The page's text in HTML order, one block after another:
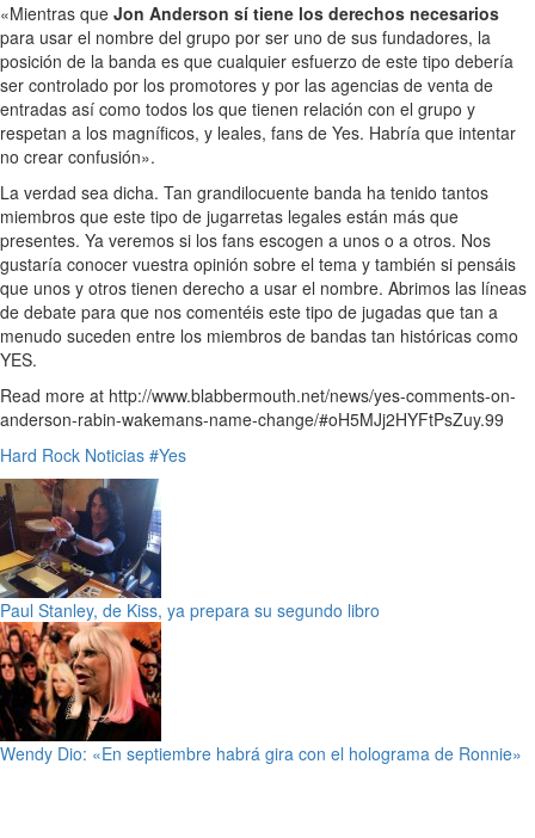
«Mientras que Jon Anderson sí tiene los derechos necesarios
para usar el nombre del grupo por ser uno de sus fundadores, la
posición de la banda es que cualquier esfuerzo de este tipo debería
ser controlado por los promotores y por las agencias de venta de
entradas así como todos los que tienen relación con el grupo y
respetan a los magníficos, y leales, fans de Yes. Habría que intentar
no crear confusión».
La verdad sea dicha. Tan grandilocuente banda ha tenido tantos
miembros que este tipo de jugarretas legales están más que
presentes. Ya veremos si los fans escogen a unos o a otros. Nos
gustaría conocer vuestra opinión sobre el tema y también si pensáis
que unos y otros tienen derecho a usar el nombre. Abrimos las líneas
de debate para que nos comentéis este tipo de jugadas que tan a
menudo suceden entre los miembros de bandas tan históricas como
YES.
Read more at http://www.blabbermouth.net/news/yes-comments-on-
anderson-rabin-wakemans-name-change/#oH5MJj2HYFtPsZuy.99
Hard Rock Noticias #Yes
Paul Stanley, de Kiss, ya prepara su segundo libro
Wendy Dio: «En septiembre habrá gira con el holograma de Ronnie»